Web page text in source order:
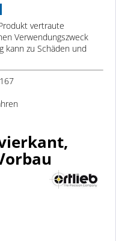
vertraute
Verwendungszweck
kann zu Schäden und